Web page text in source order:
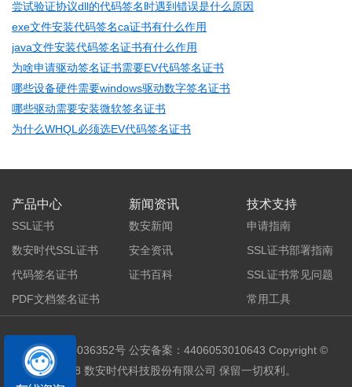
尝试验证协议dll的代码签名时遇到错误是什么原因
exe文件安装代码签名ca证书有什么作用
java文件安装代码签名证书有什么作用
为啥申请驱动签名证书需要EV代码签名证书
哪些设备硬件需要windows驱动数字签名证书
哪些驱动需要安装微软签名证书
为什么WHQL必须选EV代码签名证书
产品中心
SSL证书
数安时代SSL证书
代码签名证书
PDF文档签名证书
新闻资讯
数安新闻
安全资讯
证书百科
技术支持
申请指南
SSL证书部署指南
SSL证书常见问题
常用工具
粤ICP备05036352号 公安备案：4406053010643 Copyright ©
2018 数安时代科技股份有限公司 保留一切权利。